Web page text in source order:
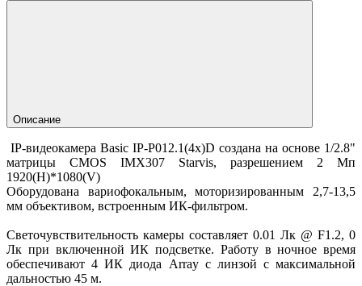
Описание
IP-видеокамера Basic IP-P012.1(4x)D создана на основе 1/2.8"
матрицы CMOS IMX307 Starvis, разрешением 2 Мп
1920(H)*1080(V)
Оборудована вариофокальным, моторизированным 2,7-13,5
мм объективом, встроенным ИК-фильтром.
Светочувствительность камеры составляет 0.01 Лк @ F1.2, 0
Лк при включенной ИК подсветке. Работу в ночное время
обеспечивают 4 ИК диода Array с линзой с максимальной
дальностью 45 м.